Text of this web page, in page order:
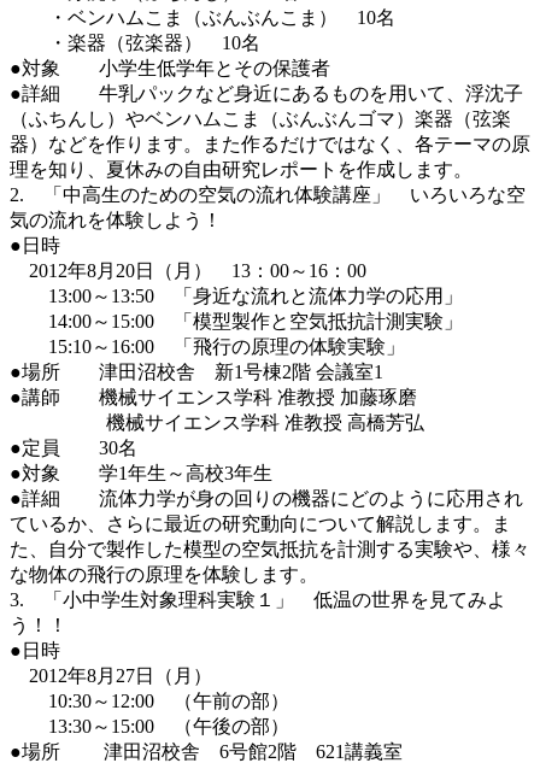
・ベンハムこま（ぶんぶんこま） 10名
・楽器（弦楽器） 10名
●対象 小学生低学年とその保護者
●詳細 牛乳パックなど身近にあるものを用いて、浮沈子
（ふちんし）やベンハムこま（ぶんぶんゴマ）楽器（弦楽
器）などを作ります。また作るだけではなく、各テーマの原
理を知り、夏休みの自由研究レポートを作成します。
2. 「中高生のための空気の流れ体験講座」 いろいろな空
気の流れを体験しよう！
●日時
2012年8月20日（月） 13：00～16：00
13:00～13:50 「身近な流れと流体力学の応用」
14:00～15:00 「模型製作と空気抵抗計測実験」
15:10～16:00 「飛行の原理の体験実験」
●場所 津田沼校舎 新1号棟2階 会議室1
●講師 機械サイエンス学科 准教授 加藤琢磨
機械サイエンス学科 准教授 高橋芳弘
●定員 30名
●対象 学1年生～高校3年生
●詳細 流体力学が身の回りの機器にどのように応用され
ているか、さらに最近の研究動向について解説します。ま
た、自分で製作した模型の空気抵抗を計測する実験や、様々
な物体の飛行の原理を体験します。
3. 「小中学生対象理科実験１」 低温の世界を見てみよ
う！！
●日時
2012年8月27日（月）
10:30～12:00 （午前の部）
13:30～15:00 （午後の部）
●場所 津田沼校舎 6号館2階 621講義室